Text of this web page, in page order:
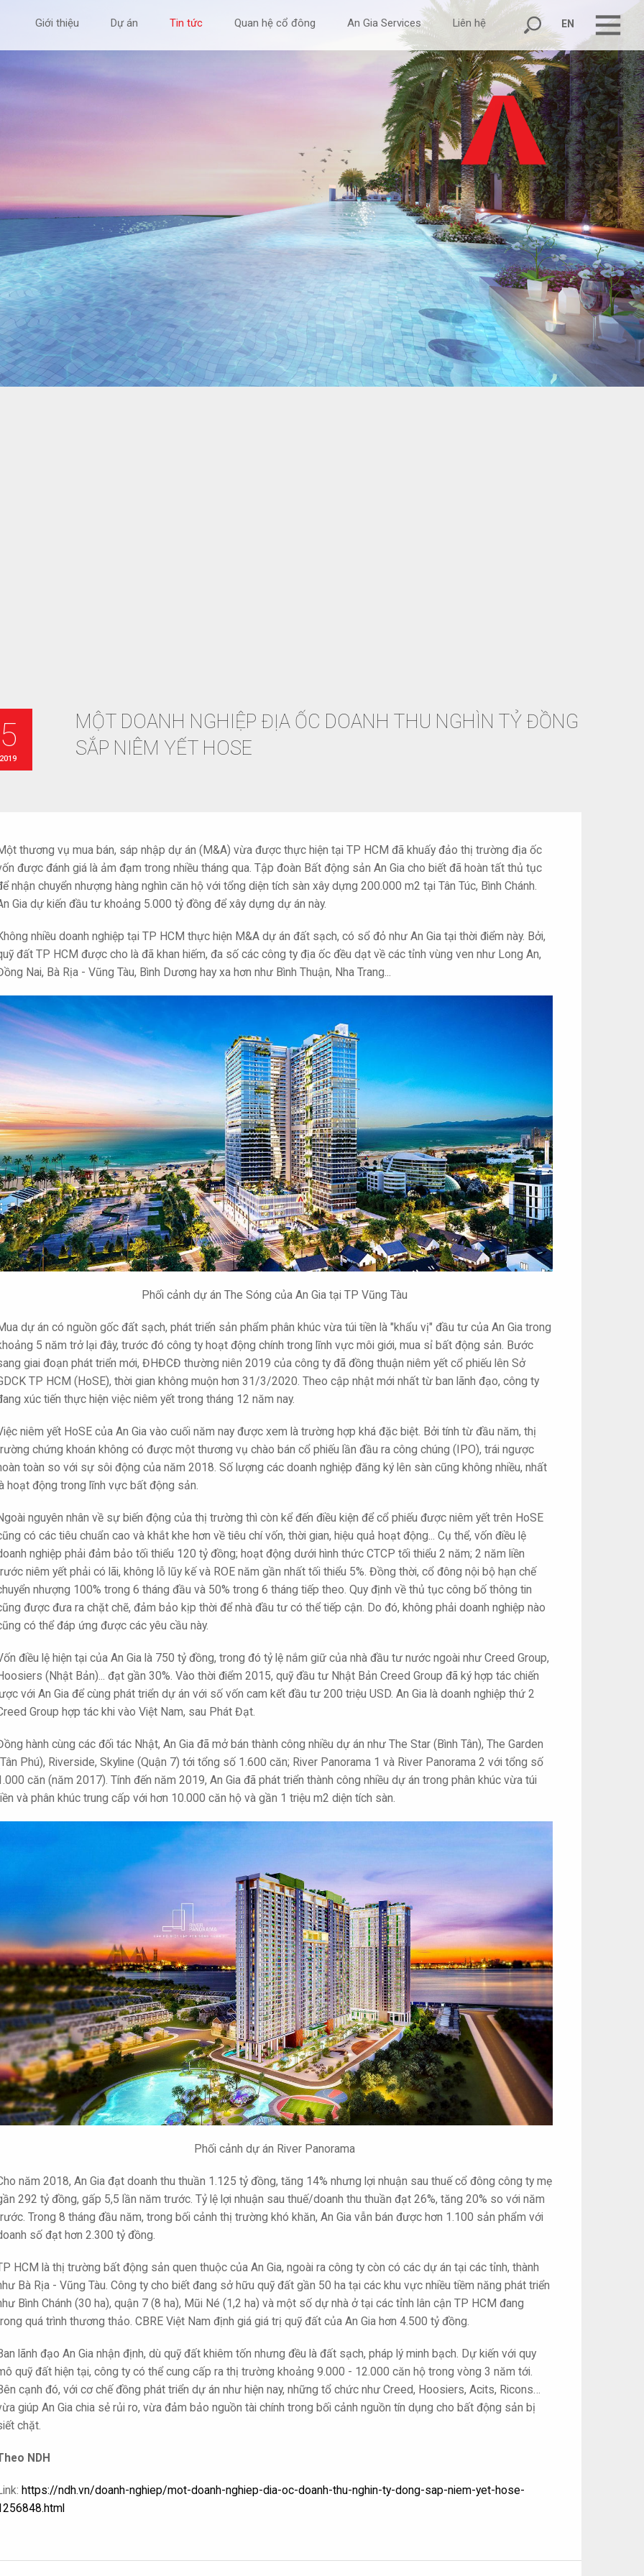
EN
Giới thiệu Dự án Tin tức Quan hệ cổ đông An Gia Services Liên hệ
MỘT DOANH NGHIỆP ĐỊA ỐC DOANH THU NGHÌN TỶ ĐỒNG
SẮP NIÊM YẾT HOSE
thương vụ mua bán, sáp nhập dự án (M&A) vừa được thực hiện tại TP HCM đã khuấy đảo thị trường địa ốc
được đánh giá là ảm đạm trong nhiều tháng qua. Tập đoàn Bất động sản An Gia cho biết đã hoàn tất thủ tục
nhận chuyển nhượng hàng nghìn căn hộ với tổng diện tích sàn xây dựng 200.000 m2 tại Tân Túc, Bình Chánh.
Gia dự kiến đầu tư khoảng 5.000 tỷ đồng để xây dựng dự án này.
nhiều doanh nghiệp tại TP HCM thực hiện M&A dự án đất sạch, có sổ đỏ như An Gia tại thời điểm này. Bởi,
đất TP HCM được cho là đã khan hiếm, đa số các công ty địa ốc đều dạt về các tỉnh vùng ven như Long An,
Nai, Bà Rịa - Vũng Tàu, Bình Dương hay xa hơn như Bình Thuận, Nha Trang...
Phối cảnh dự án The Sóng của An Gia tại TP Vũng Tàu
dự án có nguồn gốc đất sạch, phát triển sản phẩm phân khúc vừa túi tiền là "khẩu vị" đầu tư của An Gia trong
5 năm trở lại đây, trước đó công ty hoạt động chính trong lĩnh vực môi giới, mua sỉ bất động sản. Bước
giai đoạn phát triển mới, ĐHĐCĐ thường niên 2019 của công ty đã đồng thuận niêm yết cổ phiếu lên Sở
TP HCM (HoSE), thời gian không muộn hơn 31/3/2020. Theo cập nhật mới nhất từ ban lãnh đạo, công ty
xúc tiến thực hiện việc niêm yết trong tháng 12 năm nay.
niêm yết HoSE của An Gia vào cuối năm nay được xem là trường hợp khá đặc biệt. Bởi tính từ đầu năm, thị
chứng khoán không có được một thương vụ chào bán cổ phiếu lần đầu ra công chúng (IPO), trái ngược
toàn so với sự sôi động của năm 2018. Số lượng các doanh nghiệp đăng ký lên sàn cũng không nhiều, nhất
hoạt động trong lĩnh vực bất động sản.
nguyên nhân về sự biến động của thị trường thì còn kể đến điều kiện để cổ phiếu được niêm yết trên HoSE
có các tiêu chuẩn cao và khắt khe hơn về tiêu chí vốn, thời gian, hiệu quả hoạt động... Cụ thể, vốn điều lệ
nghiệp phải đảm bảo tối thiểu 120 tỷ đồng; hoạt động dưới hình thức CTCP tối thiểu 2 năm; 2 năm liền
niêm yết phải có lãi, không lỗ lũy kế và ROE năm gần nhất tối thiểu 5%. Đồng thời, cổ đông nội bộ hạn chế
nhượng 100% trong 6 tháng đầu và 50% trong 6 tháng tiếp theo. Quy định về thủ tục công bố thông tin
được đưa ra chặt chẽ, đảm bảo kịp thời để nhà đầu tư có thể tiếp cận. Do đó, không phải doanh nghiệp nào
có thể đáp ứng được các yêu cầu này.
điều lệ hiện tại của An Gia là 750 tỷ đồng, trong đó tỷ lệ nắm giữ của nhà đầu tư nước ngoài như Creed Group,
(Nhật Bản)... đạt gần 30%. Vào thời điểm 2015, quỹ đầu tư Nhật Bản Creed Group đã ký hợp tác chiến
với An Gia để cùng phát triển dự án với số vốn cam kết đầu tư 200 triệu USD. An Gia là doanh nghiệp thứ 2
Group hợp tác khi vào Việt Nam, sau Phát Đạt.
hành cùng các đối tác Nhật, An Gia đã mở bán thành công nhiều dự án như The Star (Bình Tân), The Garden
Phú), Riverside, Skyline (Quận 7) tới tổng số 1.600 căn; River Panorama 1 và River Panorama 2 với tổng số
căn (năm 2017). Tính đến năm 2019, An Gia đã phát triển thành công nhiều dự án trong phân khúc vừa túi
và phân khúc trung cấp với hơn 10.000 căn hộ và gần 1 triệu m2 diện tích sàn.
Phối cảnh dự án River Panorama
năm 2018, An Gia đạt doanh thu thuần 1.125 tỷ đồng, tăng 14% nhưng lợi nhuận sau thuế cổ đông công ty mẹ
292 tỷ đồng, gấp 5,5 lần năm trước. Tỷ lệ lợi nhuận sau thuế/doanh thu thuần đạt 26%, tăng 20% so với năm
Trong 8 tháng đầu năm, trong bối cảnh thị trường khó khăn, An Gia vẫn bán được hơn 1.100 sản phẩm với
số đạt hơn 2.300 tỷ đồng.
HCM là thị trường bất động sản quen thuộc của An Gia, ngoài ra công ty còn có các dự án tại các tỉnh, thành
Bà Rịa - Vũng Tàu. Công ty cho biết đang sở hữu quỹ đất gần 50 ha tại các khu vực nhiều tiềm năng phát triển
Bình Chánh (30 ha), quận 7 (8 ha), Mũi Né (1,2 ha) và một số dự nhà ở tại các tỉnh lân cận TP HCM đang
quá trình thương thảo. CBRE Việt Nam định giá giá trị quỹ đất của An Gia hơn 4.500 tỷ đồng.
lãnh đạo An Gia nhận định, dù quỹ đất khiêm tốn nhưng đều là đất sạch, pháp lý minh bạch. Dự kiến với quy
quỹ đất hiện tại, công ty có thể cung cấp ra thị trường khoảng 9.000 - 12.000 căn hộ trong vòng 3 năm tới.
cạnh đó, với cơ chế đồng phát triển dự án như hiện nay, những tổ chức như Creed, Hoosiers, Acits, Ricons…
giúp An Gia chia sẻ rủi ro, vừa đảm bảo nguồn tài chính trong bối cảnh nguồn tín dụng cho bất động sản bị
chặt.
NDH
https://ndh.vn/doanh-nghiep/mot-doanh-nghiep-dia-oc-doanh-thu-nghin-ty-dong-sap-niem-yet-hose-